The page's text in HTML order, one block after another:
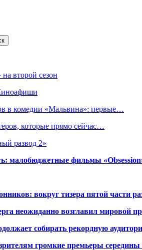
второй сезон
в комедии «Мальвина»: первые…
которые прямо сейчас…
развод 2»
малобюджетные фильмы
вокруг тизера пятой части
неожиданно возглавил мировой
собирать рекордную
громкие премьеры